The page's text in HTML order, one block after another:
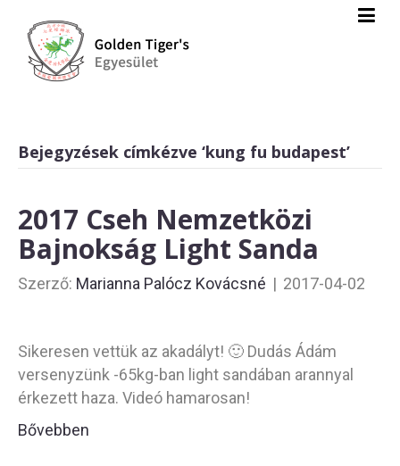
Bejegyzések címkézve ‘kung fu budapest’
2017 Cseh Nemzetközi
Bajnokság Light Sanda
Szerző: Marianna Palócz Kovácsné | 2017-04-02
Sikeresen vettük az akadályt! 🙂 Dudás Ádám
versenyzünk -65kg-ban light sandában arannyal
érkezett haza. Videó hamarosan!
Bővebben